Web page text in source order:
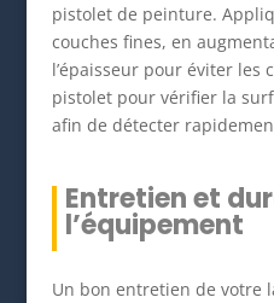
pistolet de peinture.
couches fines, en
l’épaisseur pour éviter les
pistolet pour vérifier la
afin de détecter
Entretien et
l’équipement
Un bon entretien de votre